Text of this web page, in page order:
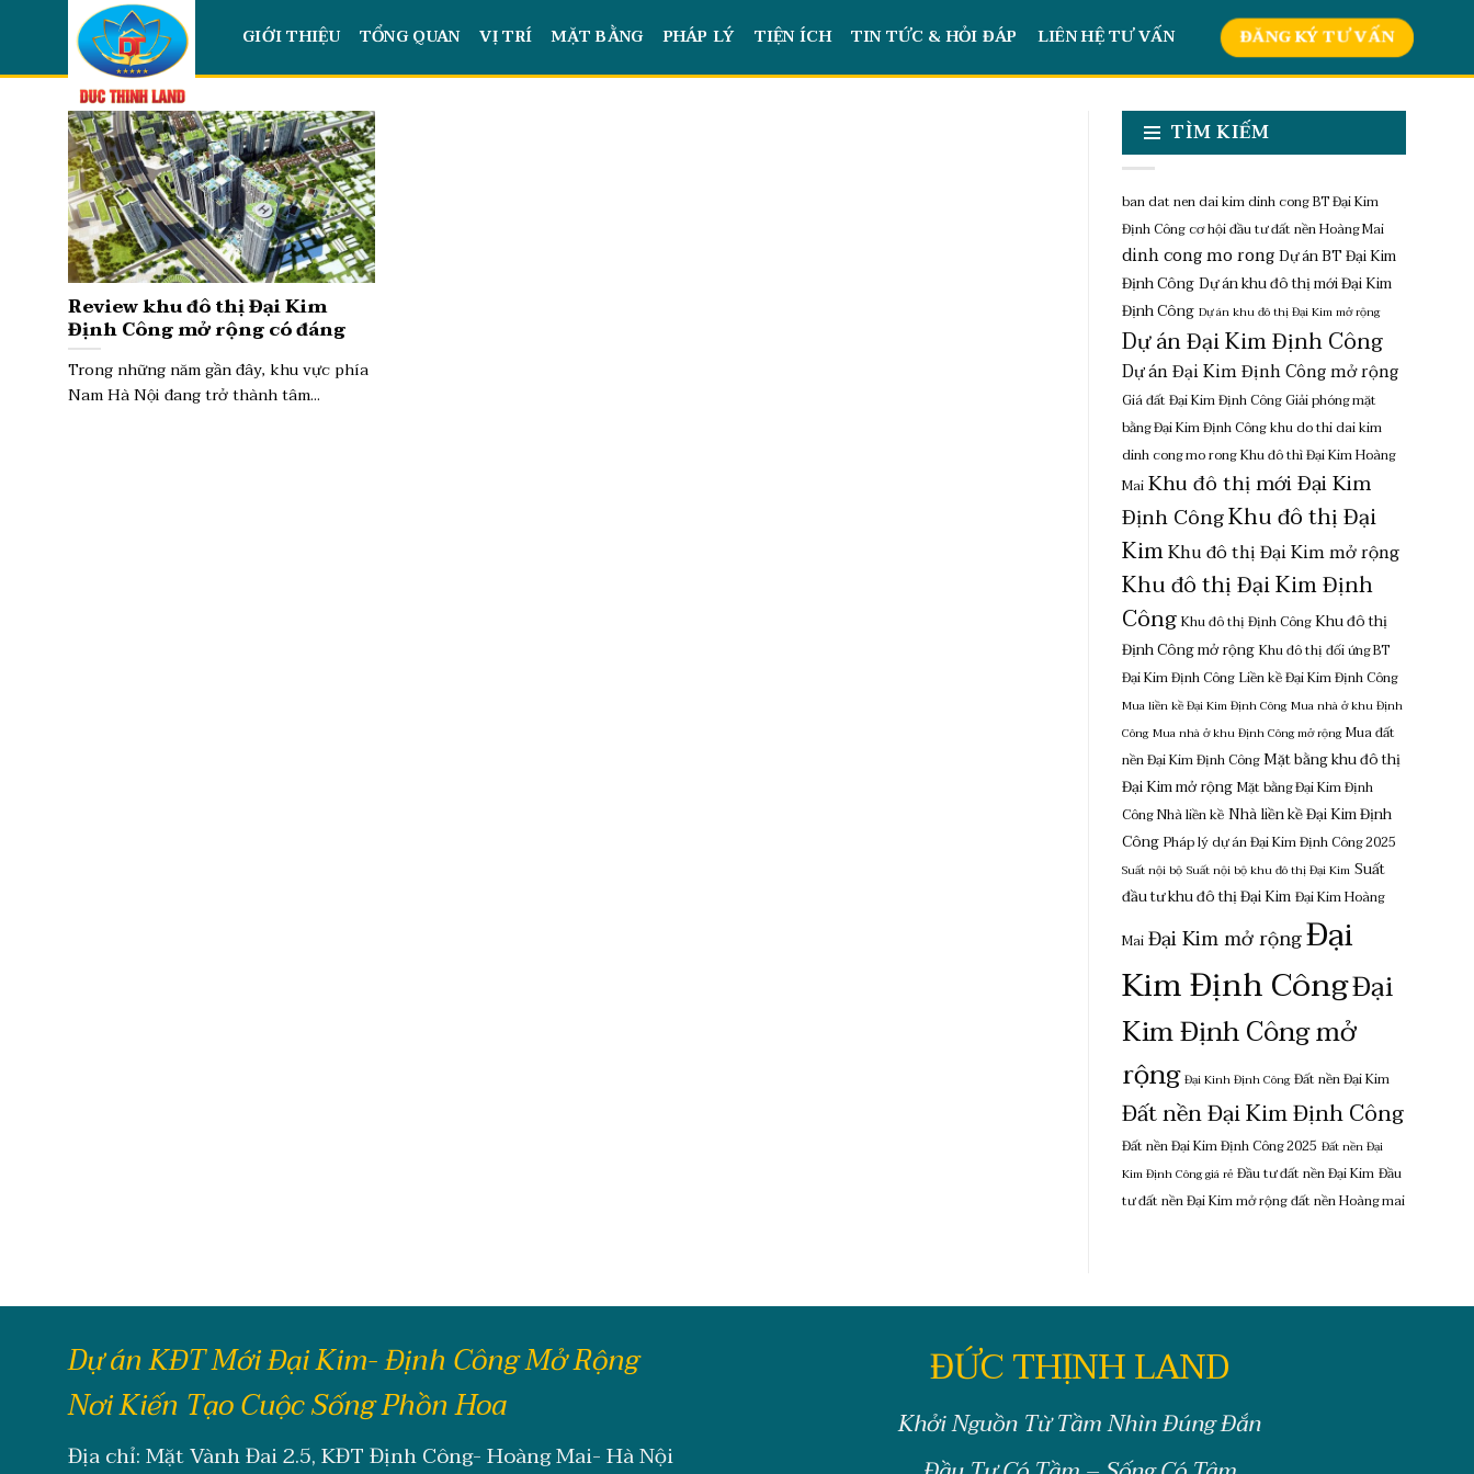
content
GIỚI THIỆU TỔNG QUAN VỊ TRÍ MẶT BẰNG PHÁP LÝ TIỆN ÍCH TIN TỨC & HỎI ĐÁP LIÊN HỆ TƯ VẤN ĐĂNG KÝ TƯ VẤN
Review khu đô thị Đại Kim
Định Công mở rộng có đáng
sống và đầu tư không?
Trong những năm gần đây, khu vực phía
Nam Hà Nội đang trở thành tâm...
TÌM KIẾM
ban dat nen dai kim dinh congBT Đại Kim
Định Công cơ hội đầu tư đất nền Hoàng Mai
dinh cong mo rongDự án BT Đại Kim
Định CôngDự án khu đô thị mới Đại Kim
Định Công Dự án khu đô thị Đại Kim mở rộng
Dự án Đại Kim Định Công
Dự án Đại Kim Định Công mở rộng
Giá đất Đại Kim Định CôngGiải phóng mặt
bằng Đại Kim Định Côngkhu do thi dai kim
dinh cong mo rongKhu đô thì Đại Kim Hoàng
MaiKhu đô thị mới Đại Kim
Định CôngKhu đô thị Đại
KimKhu đô thị Đại Kim mở rộng
Khu đô thị Đại Kim Định
CôngKhu đô thị Định CôngKhu đô thị
Định Công mở rộngKhu đô thị đối ứng BT
Đại Kim Định Công Liền kề Đại Kim Định Công
Mua liền kề Đại Kim Định Công Mua nhà ở khu Định
Công Mua nhà ở khu Định Công mở rộng Mua đất
nền Đại Kim Định CôngMặt bằng khu đô thị
Đại Kim mở rộngMặt bằng Đại Kim Định
CôngNhà liền kềNhà liền kề Đại Kim Định
CôngPháp lý dự án Đại Kim Định Công 2025
Suất nội bộ Suất nội bộ khu đô thị Đại Kim Suất
đầu tư khu đô thị Đại KimĐại Kim Hoàng
MaiĐại Kim mở rộngĐại
Kim Định CôngĐại
Kim Định Công mở
rộng Đại Kinh Định Công Đất nền Đại Kim
Đất nền Đại Kim Định Công
Đất nền Đại Kim Định Công 2025 Đất nền Đại
Kim Định Công giá rẻ Đầu tư đất nền Đại KimĐầu
tư đất nền Đại Kim mở rộngđất nền Hoàng mai
Dự án KĐT Mới Đại Kim- Định Công Mở Rộng
Nơi Kiến Tạo Cuộc Sống Phồn Hoa
Địa chỉ: Mặt Vành Đai 2.5, KĐT Định Công- Hoàng Mai- Hà Nội
ĐỨC THỊNH LAND
Khởi Nguồn Từ Tầm Nhìn Đúng Đắn